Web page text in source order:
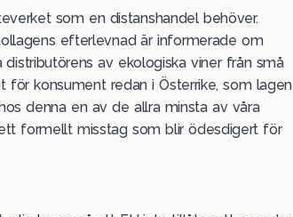
som en distanshandel behöver.
efterlevnad är informerade om
av ekologiska viner från små
för konsument redan i Österrike, som lagen
denna en av de allra minsta av våra
formellt misstag som blir ödesdigert för